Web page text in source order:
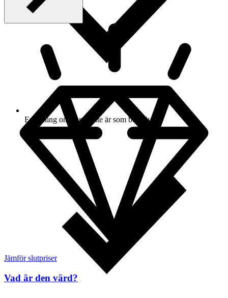
Ersättning om varan inte är som beskriven
Jämför slutpriser
Vad är den värd?